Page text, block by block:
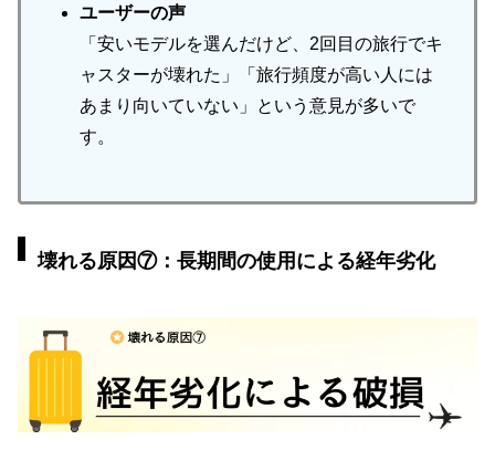
ユーザーの声
「安いモデルを選んだけど、2回目の旅行でキ
ャスターが壊れた」「旅行頻度が高い人には
あまり向いていない」という意見が多いで
す。
壊れる原因⑦：長期間の使用による経年劣化